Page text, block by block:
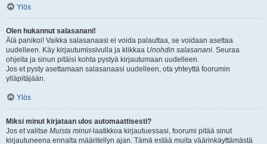
Ylös
Olen hukannut salasanani!
Älä panikoi! Vaikka salasanaasi ei voida palauttaa, se voidaan asettaa
uudelleen. Käy kirjautumissivulla ja klikkaa Unohdin salasanani. Seuraa
ohjeita ja sinun pitäisi kohta pystyä kirjautumaan uudelleen.
Jos et pysty asettamaan salasanaasi uudelleen, ota yhteyttä foorumin
ylläpitäjään.
Ylös
Miksi minut kirjataan ulos automaattisesti?
Jos et valitse Muista minut-laatikkoa kirjautuessasi, foorumi pitää sinut
kirjautuneena ennalta määritellyn ajan. Tämä estää muita väärinkäyttämästä